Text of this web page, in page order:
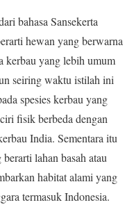
bahasa Sansekerta
hewan yang berwarna
kerbau yang lebih umum
seiring waktu istilah ini
spesies kerbau yang
fisik berbeda dengan
India. Sementara itu
lahan basah atau
habitat alami yang
termasuk Indonesia.